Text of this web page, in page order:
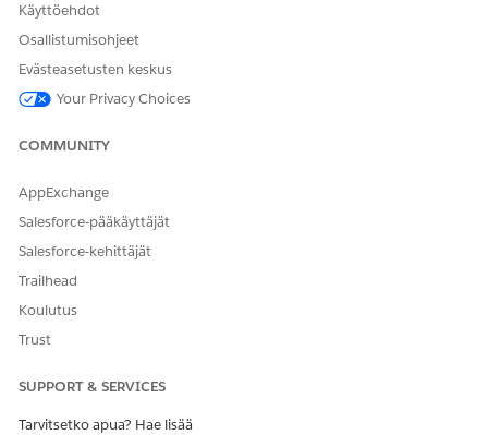
Käyttöehdot
Osallistumisohjeet
Evästeasetusten keskus
Your Privacy Choices
COMMUNITY
AppExchange
Salesforce-pääkäyttäjät
Salesforce-kehittäjät
Trailhead
Koulutus
Trust
SUPPORT & SERVICES
Tarvitsetko apua? Hae lisää